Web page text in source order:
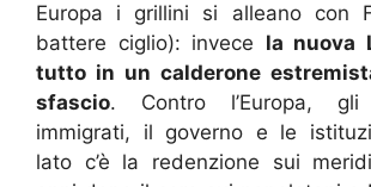
Europa i grillini si alleano con
battere ciglio): invece la nuova
tutto in un calderone
sfascio. Contro l’Europa,
immigrati, il governo e le
lato c’è la redenzione sui